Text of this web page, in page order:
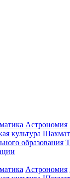
Астрономия
культура
образования
Астрономия